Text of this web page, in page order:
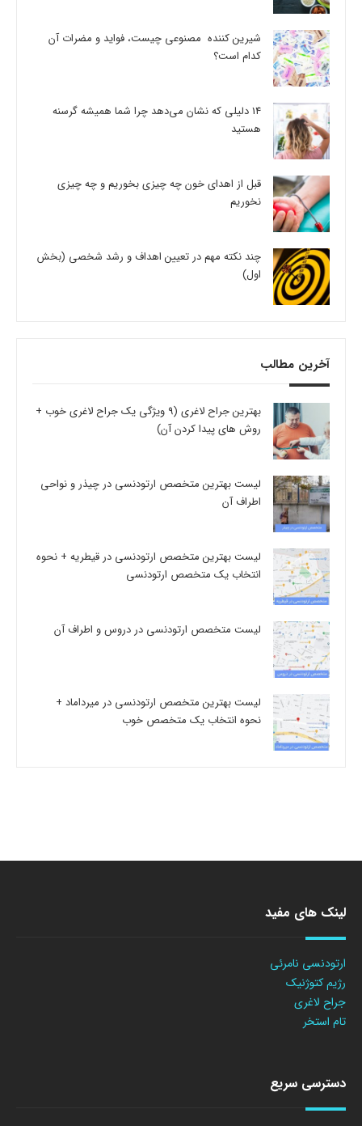
شیرین کننده مصنوعی چیست، فواید و مضرات آن
کدام است؟
14 دلیلی که نشان می‌دهد چرا شما همیشه گرسنه
هستید
قبل از اهدای خون چه چیزی بخوریم و چه چیزی
نخوریم
چند نکته مهم در تعیین اهداف و رشد شخصی (بخش
اول)
آخرین مطالب
بهترین جراح لاغری (9 ویژگی یک جراح لاغری خوب +
روش های پیدا کردن آن)
لیست بهترین متخصص ارتودنسی در چیذر و نواحی
اطراف آن
لیست بهترین متخصص ارتودنسی در قیطریه + نحوه
انتخاب یک متخصص ارتودنسی
لیست متخصص ارتودنسی در دروس و اطراف آن
لیست بهترین متخصص ارتودنسی در میرداماد +
نحوه انتخاب یک متخصص خوب
لینک های مفید
ارتودنسی نامرئی
رژیم کتوژنیک
جراح لاغری
تام استخر
دسترسی سریع